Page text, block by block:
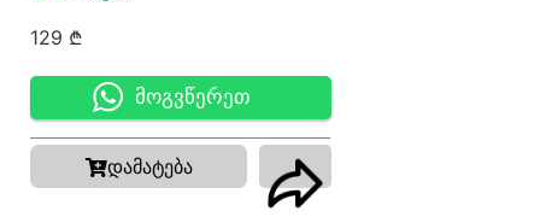
129 ₾
მოგვწერეთ
დამატება